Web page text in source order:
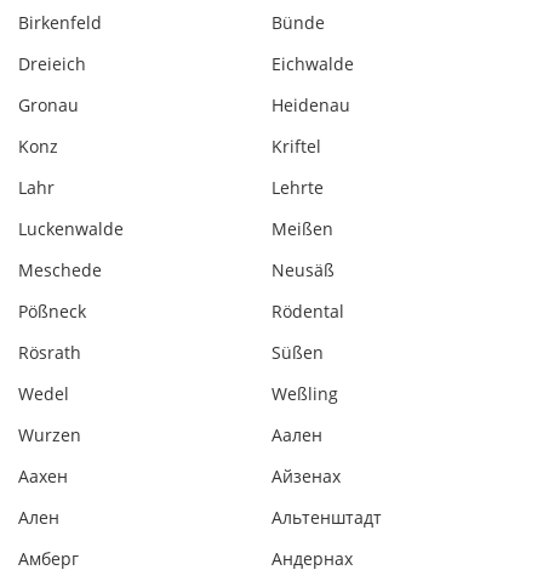
Birkenfeld
Bünde
Dreieich
Eichwalde
Gronau
Heidenau
Konz
Kriftel
Lahr
Lehrte
Luckenwalde
Meißen
Meschede
Neusäß
Pößneck
Rödental
Rösrath
Süßen
Wedel
Weßling
Wurzen
Аален
Аахен
Айзенах
Ален
Альтенштадт
Амберг
Андернах